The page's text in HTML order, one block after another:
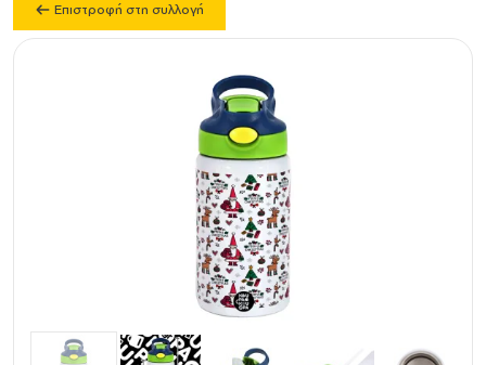
Επιστροφή στη συλλογή